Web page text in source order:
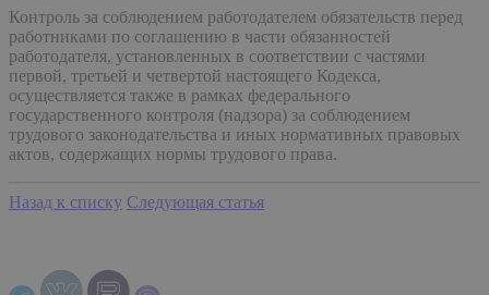
Контроль за соблюдением работодателем обязательств перед
работниками по соглашению в части обязанностей
работодателя, установленных в соответствии с частями
первой, третьей и четвертой настоящего Кодекса,
осуществляется также в рамках федерального
государственного контроля (надзора) за соблюдением
трудового законодательства и иных нормативных правовых
актов, содержащих нормы трудового права.
Назад к списку Следующая статья